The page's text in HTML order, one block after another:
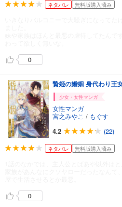
ネタバレ 無料版購入済み
0
贄姫の婚姻 身代わり王
少女・女性マンガ
女性マンガ
宮之みやこ / もぐす
4.2
(22)
ネタバレ 無料版購入済み
0